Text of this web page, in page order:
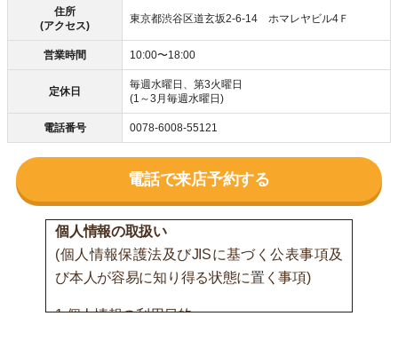
住所
(アクセス)
東京都渋谷区道玄坂2-6-14 ホマレヤビル4Ｆ
営業時間 10:00〜18:00
定休日
毎週水曜日、第3火曜日
(1～3月毎週水曜日)
電話番号 0078-6008-55121
電話で来店予約する
個人情報の取扱い
(個人情報保護法及びJISに基づく公表事項及
び本人が容易に知り得る状態に置く事項)
1.個人情報の利用目的